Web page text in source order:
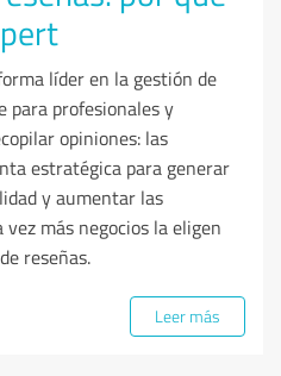
líder en la gestión de
para profesionales y
opiniones: las
estratégica para generar
y aumentar las
vez más negocios la eligen
reseñas.
Leer más